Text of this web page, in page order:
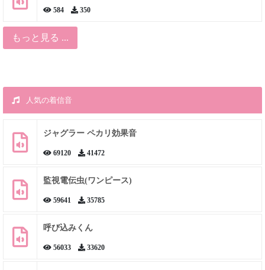
584 350
もっと見る ...
人気の着信音
ジャグラー ペカリ効果音
69120 41472
監視電伝虫(ワンピース)
59641 35785
呼び込みくん
56033 33620